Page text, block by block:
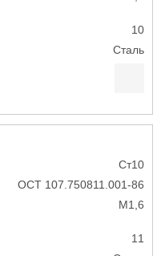
10
Сталь
Ст10
ОСТ 107.750811.001-86
М1,6
11